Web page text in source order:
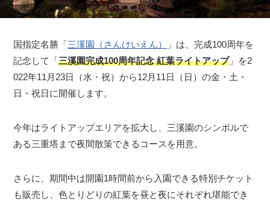
国指定名勝「三溪園（さんけいえん）
」は、完成100周年を
記念して「三溪園完成100周年記念 紅葉ライトアップ」を2
022年11月23日（水・祝）から12月11日（日）の金・土・
日・祝日に開催します。
今年はライトアップエリアを拡大し、三溪園のシンボルで
ある三重塔まで夜間散策できるコースを用意。
さらに、期間中は開園1時間前から入園できる特別チケット
も販売し、色とりどりの紅葉を昼と夜にそれぞれ堪能でき